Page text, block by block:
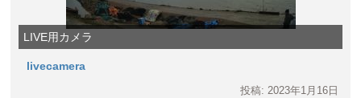
LIVE用カメラ
livecamera
投稿: 2023年1月16日